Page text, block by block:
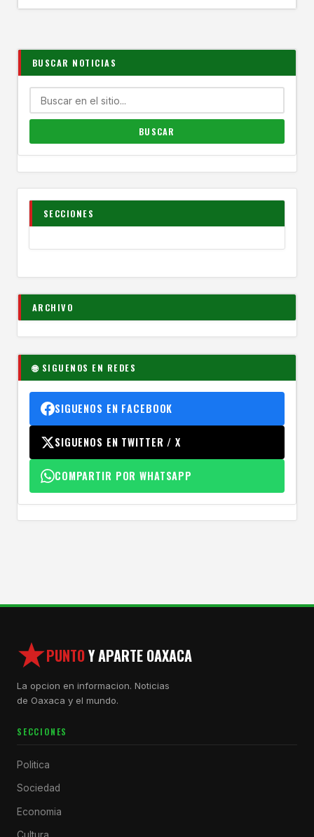
BUSCAR NOTICIAS
SECCIONES
ARCHIVO
🌐 SIGUENOS EN REDES
SIGUENOS EN FACEBOOK
SIGUENOS EN TWITTER / X
COMPARTIR POR WHATSAPP
PUNTOY APARTE OAXACA
La opcion en informacion. Noticias
de Oaxaca y el mundo.
SECCIONES
Politica
Sociedad
Economia